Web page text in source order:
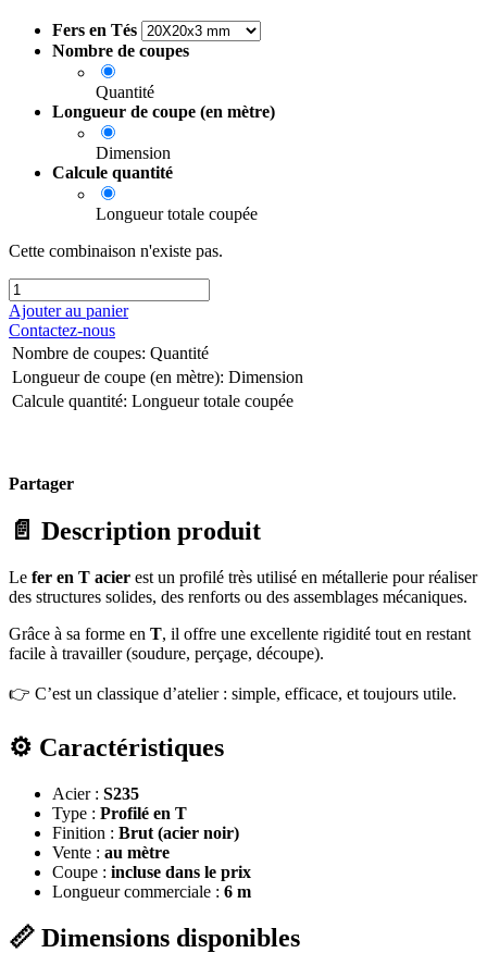
Fers en Tés
Nombre de coupes
Quantité
Longueur de coupe (en mètre)
Dimension
Calcule quantité
Longueur totale coupée
Cette combinaison n'existe pas.
Ajouter au panier
Contactez-nous
Nombre de coupes: Quantité
Longueur de coupe (en mètre): Dimension
Calcule quantité: Longueur totale coupée
Partager
📄 Description produit
Le fer en T acier est un profilé très utilisé en métallerie pour réaliser
des structures solides, des renforts ou des assemblages mécaniques.
Grâce à sa forme en T, il offre une excellente rigidité tout en restant
facile à travailler (soudure, perçage, découpe).
👉 C’est un classique d’atelier : simple, efficace, et toujours utile.
⚙️ Caractéristiques
Acier : S235
Type : Profilé en T
Finition : Brut (acier noir)
Vente : au mètre
Coupe : incluse dans le prix
Longueur commerciale : 6 m
📏 Dimensions disponibles